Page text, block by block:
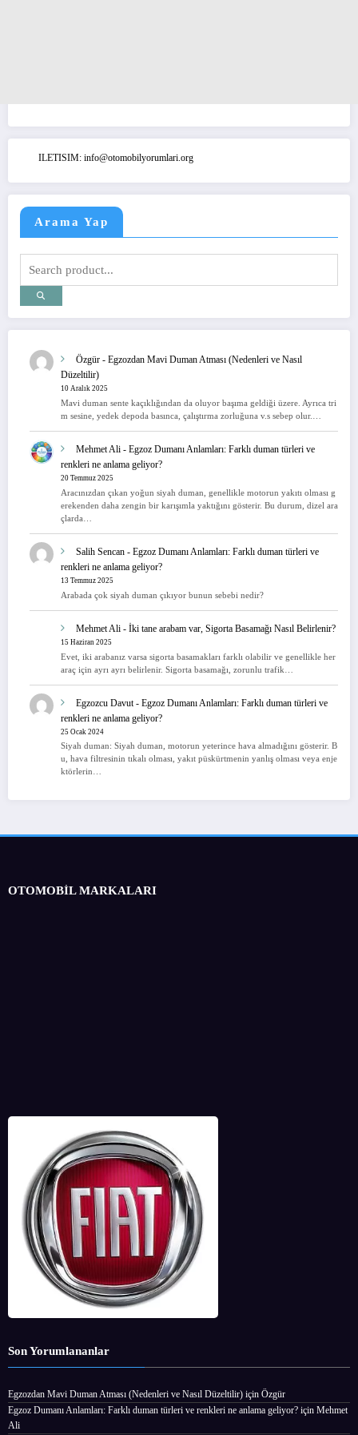
ILETISIM: info@otomobilyorumlari.org
Arama Yap
Özgür - Egzozdan Mavi Duman Atması (Nedenleri ve Nasıl
Düzeltilir)
10 Aralık 2025
Mavi duman sente kaçıklığından da oluyor başıma geldiği üzere. Ayrıca tri
m sesine, yedek depoda basınca, çalıştırma zorluğuna v.s sebep olur.…
Mehmet Ali - Egzoz Dumanı Anlamları: Farklı duman türleri ve
renkleri ne anlama geliyor?
20 Temmuz 2025
Aracınızdan çıkan yoğun siyah duman, genellikle motorun yakıtı olması g
erekenden daha zengin bir karışımla yaktığını gösterir. Bu durum, dizel ara
çlarda…
Salih Sencan - Egzoz Dumanı Anlamları: Farklı duman türleri ve
renkleri ne anlama geliyor?
13 Temmuz 2025
Arabada çok siyah duman çıkıyor bunun sebebi nedir?
Mehmet Ali - İki tane arabam var, Sigorta Basamağı Nasıl Belirlenir?
15 Haziran 2025
Evet, iki arabanız varsa sigorta basamakları farklı olabilir ve genellikle her
araç için ayrı ayrı belirlenir. Sigorta basamağı, zorunlu trafik…
Egzozcu Davut - Egzoz Dumanı Anlamları: Farklı duman türleri ve
renkleri ne anlama geliyor?
25 Ocak 2024
Siyah duman: Siyah duman, motorun yeterince hava almadığını gösterir. B
u, hava filtresinin tıkalı olması, yakıt püskürtmenin yanlış olması veya enje
ktörlerin…
OTOMOBİL MARKALARI
Son Yorumlananlar
Egzozdan Mavi Duman Atması (Nedenleri ve Nasıl Düzeltilir) için Özgür
Egzoz Dumanı Anlamları: Farklı duman türleri ve renkleri ne anlama geliyor? için Mehmet
Ali